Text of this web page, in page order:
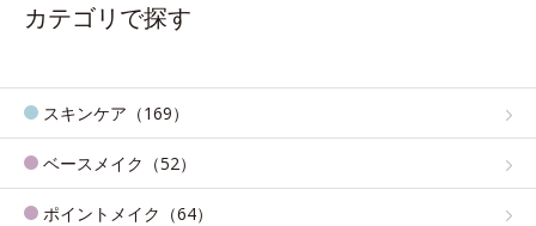
カテゴリで探す
スキンケア（169）
ベースメイク（52）
ポイントメイク（64）